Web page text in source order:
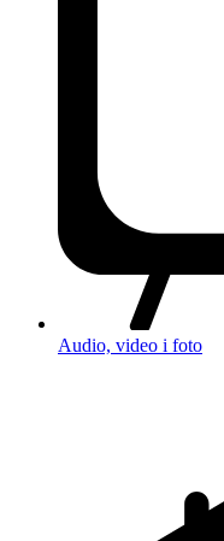
Audio, video i foto